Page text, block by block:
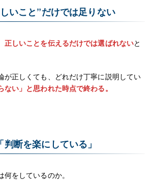
いこと”だけでは足りない
正しいことを伝えるだけでは選ばれないと
が正しくても、どれだけ丁寧に説明してい
ない」と思われた時点で終わる。
断を楽にしている」
をしているのか。